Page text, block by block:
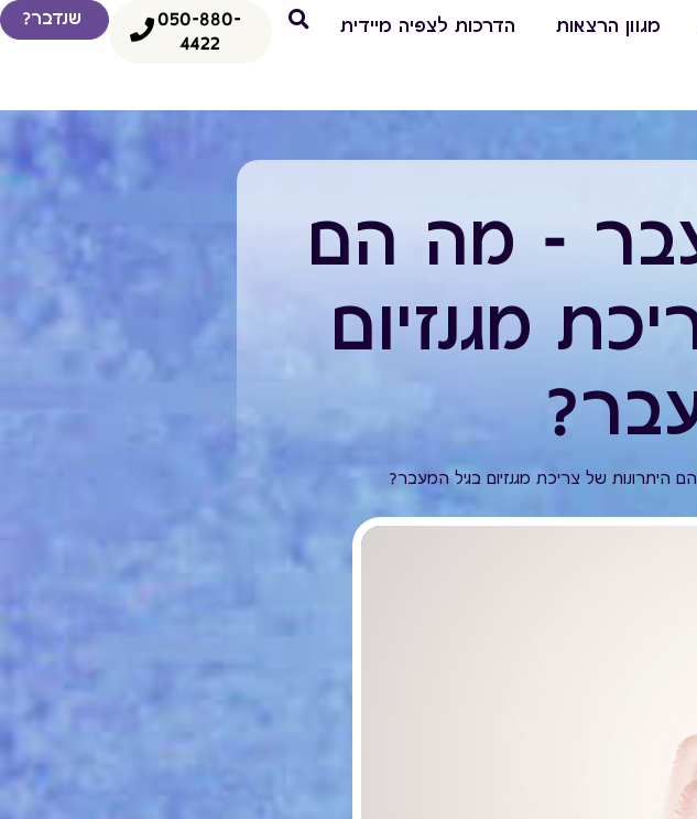
מגוון הרצאות הדרכות לצפיה מיידית
050-880-
4422
שנדבר?
- מה הם
מגנזיום
היתרונות של צריכת מגנזיום בגיל המעבר?